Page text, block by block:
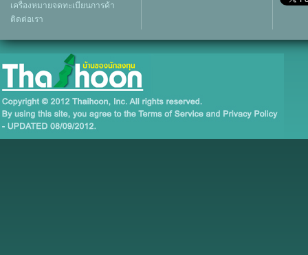
เครื่องหมายจดทะเบียนการค้า
ติดต่อเรา